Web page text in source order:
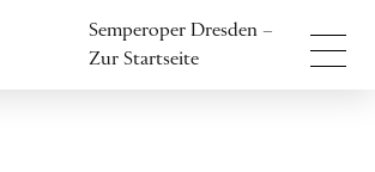
Semperoper Dresden –
Zur Startseite